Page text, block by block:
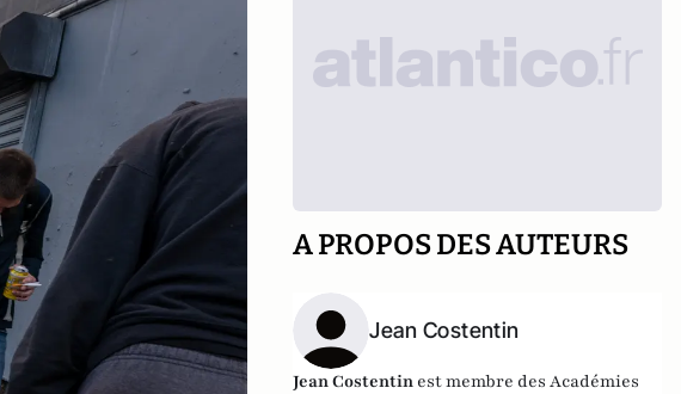
A PROPOS DES AUTEURS
Jean Costentin
Jean Costentin est membre desAcadémies